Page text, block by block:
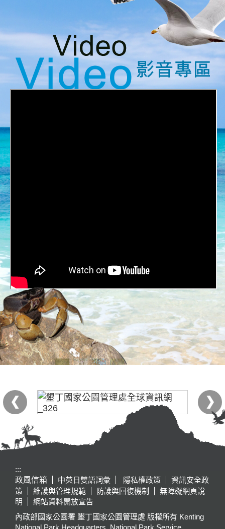
:::
政風信箱
中英日雙語詞彙 隱私權政策
資訊安全政
策
維護與管理規範 防護與回復機制
無障礙網頁說
明
網站資料開放宣告
內政部國家公園署 墾丁國家公園管理處 版權所有 Kenting
National Park Headquarters, National Park Service,